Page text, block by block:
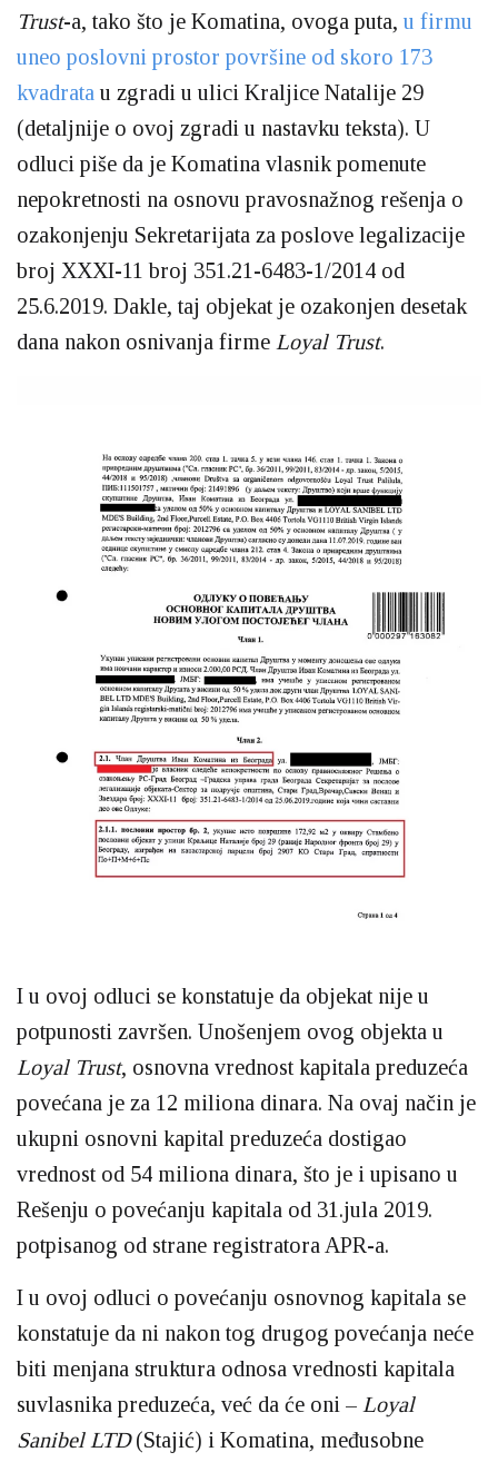
Trust-a, tako što je Komatina, ovoga puta, u firmu
uneo poslovni prostor površine od skoro 173
kvadrata u zgradi u ulici Kraljice Natalije 29
(detaljnije o ovoj zgradi u nastavku teksta). U
odluci piše da je Komatina vlasnik pomenute
nepokretnosti na osnovu pravosnažnog rešenja o
ozakonjenju Sekretarijata za poslove legalizacije
broj XXXI-11 broj 351.21-6483-1/2014 od
25.6.2019. Dakle, taj objekat je ozakonjen desetak
dana nakon osnivanja firme Loyal Trust.
I u ovoj odluci se konstatuje da objekat nije u
potpunosti završen. Unošenjem ovog objekta u
Loyal Trust, osnovna vrednost kapitala preduzeća
povećana je za 12 miliona dinara. Na ovaj način je
ukupni osnovni kapital preduzeća dostigao
vrednost od 54 miliona dinara, što je i upisano u
Rešenju o povećanju kapitala od 31.jula 2019.
potpisanog od strane registratora APR-a.
I u ovoj odluci o povećanju osnovnog kapitala se
konstatuje da ni nakon tog drugog povećanja neće
biti menjana struktura odnosa vrednosti kapitala
suvlasnika preduzeća, već da će oni – Loyal
Sanibel LTD(Stajić) i Komatina, međusobne